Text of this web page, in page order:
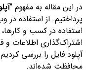
در این مقاله به مفهوم "
پرداختیم. از استفاده
استفاده در کسب و کارها،
اشتراک‌گذاری اطلاعات و
آپلود فایل را بررسی
محافظت شده‌اند.